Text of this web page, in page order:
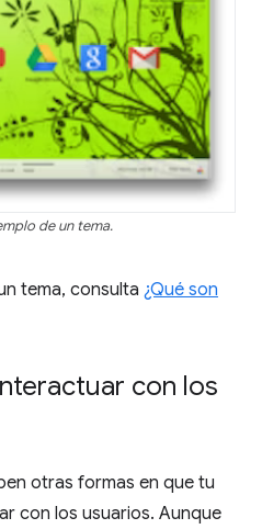
de un tema.
tema, consulta ¿Qué son
con los
otras formas en que tu
con los usuarios. Aunque